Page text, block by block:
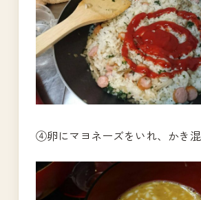
④卵にマヨネーズをいれ、かき